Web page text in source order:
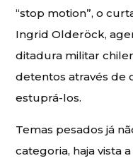
“stop motion”, o
Ingrid Olderöck,
ditadura militar
detentos através de
estuprá-los.
Temas pesados já
categoria, haja vista